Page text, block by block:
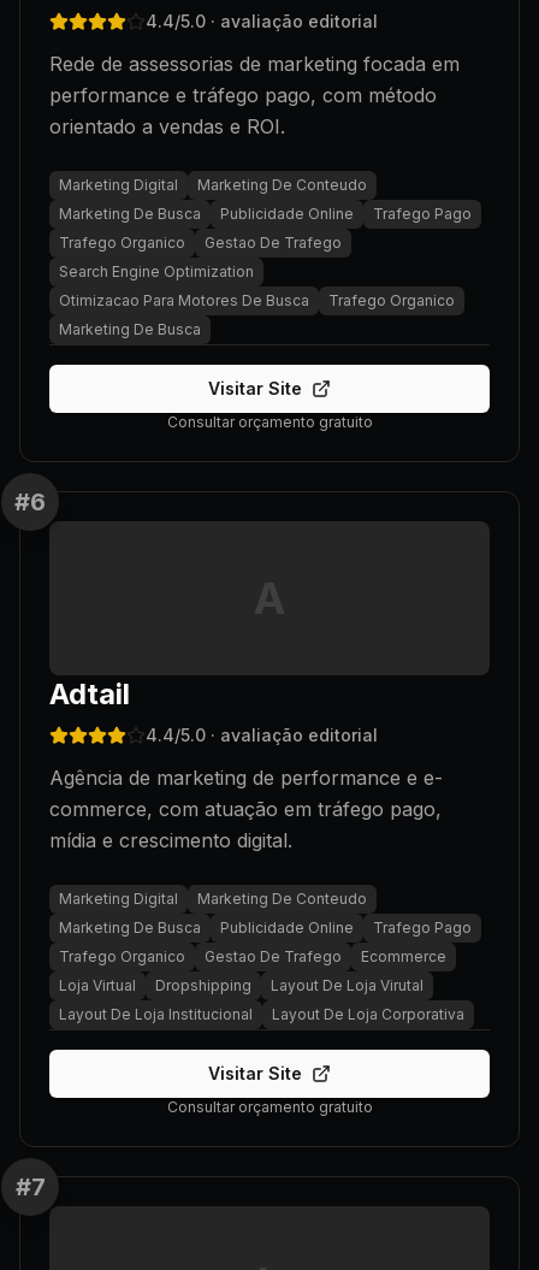
4.4/5.0 · avaliação editorial
Rede de assessorias de marketing focada em
performance e tráfego pago, com método
orientado a vendas e ROI.
Marketing Digital
Marketing De Conteudo
Marketing De Busca
Publicidade Online
Trafego Pago
Trafego Organico
Gestao De Trafego
Search Engine Optimization
Otimizacao Para Motores De Busca
Trafego Organico
Marketing De Busca
Visitar Site
Consultar orçamento gratuito
#6
A
Adtail
4.4/5.0 · avaliação editorial
Agência de marketing de performance e e-
commerce, com atuação em tráfego pago,
mídia e crescimento digital.
Marketing Digital
Marketing De Conteudo
Marketing De Busca
Publicidade Online
Trafego Pago
Trafego Organico
Gestao De Trafego
Ecommerce
Loja Virtual
Dropshipping
Layout De Loja Virutal
Layout De Loja Institucional
Layout De Loja Corporativa
Visitar Site
Consultar orçamento gratuito
#7